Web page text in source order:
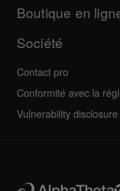
Forum de la
Entretien, réparation,
Boutique en
Société
Contact pro
Conformité avec la
Vulnerability